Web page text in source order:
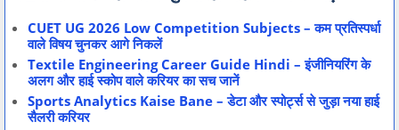
CUET UG 2026 Low Competition Subjects – कम प्रतिस्पर्धा
वाले विषय चुनकर आगे निकलें
Textile Engineering Career Guide Hindi – इंजीनियरिंग के
अलग और हाई स्कोप वाले करियर का सच जानें
Sports Analytics Kaise Bane – डेटा और स्पोर्ट्स से जुड़ा नया हाई
सैलरी करियर